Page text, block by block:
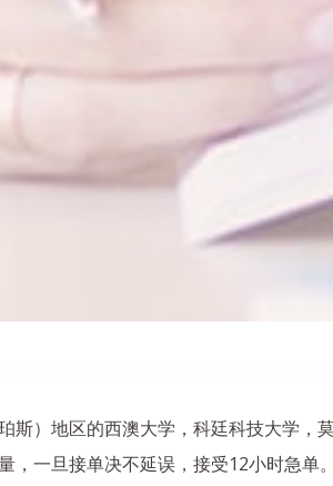
）地区的西澳大学，科廷科技大学，
，一旦接单决不延误，接受12小时急